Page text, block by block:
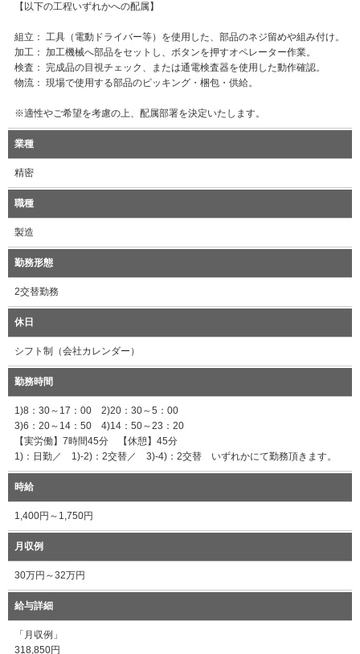
【以下の工程いずれかへの配属】
組立： 工具（電動ドライバー等）を使用した、部品のネジ留めや組み付け。
加工： 加工機械へ部品をセットし、ボタンを押すオペレーター作業。
検査： 完成品の目視チェック、または通電検査器を使用した動作確認。
物流： 現場で使用する部品のピッキング・梱包・供給。
※適性やご希望を考慮の上、配属部署を決定いたします。
業種
精密
職種
製造
勤務形態
2交替勤務
休日
シフト制（会社カレンダー）
勤務時間
1)8：30～17：00 2)20：30～5：00
3)6：20～14：50 4)14：50～23：20
【実労働】7時間45分 【休憩】45分
1)：日勤／ 1)-2)：2交替／ 3)-4)：2交替 いずれかにて勤務頂きます。
時給
1,400円～1,750円
月収例
30万円～32万円
給与詳細
「月収例」
318,850円